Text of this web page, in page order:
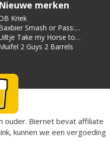
Nieuwe merken
Kriek
Smash or Pass:
Take my Horse to
Hotel Room
2 Guys 2 Barrels
ouder. Biernet bevat affiliate
kunnen we een vergoeding